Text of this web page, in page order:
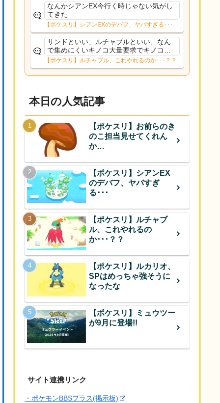
なんかシアンEX今行く時じゃない気がし
てきた
【ポケスリ】シアンEXのデバフ、ヤバすぎる･･･
サンドといい、ルチャブルといい、なん
で集めにくいキノコ大量要求でキノコ外
すん？食セレだとドンカラスがいるには
いるけど、あっちは1/4なんだよなぁ…ム
ズイよ
【ポケスリ】ルチャブル、これやれるのか･･･？？
本日の人気記事
【ポケスリ】お前らのき
のこ担当見せてくれん
か…
【ポケスリ】シアンEX
のデバフ、ヤバすぎ
る･･･
【ポケスリ】ルチャブ
ル、これやれるの
か･･･？？
【ポケスリ】ルカリオ、
SPはめっちゃ強そうに
なったな
【ポケスリ】ミュウツー
が9月に登場!!
サイト連携リンク
・ポケモンBBSプラス(掲示板)